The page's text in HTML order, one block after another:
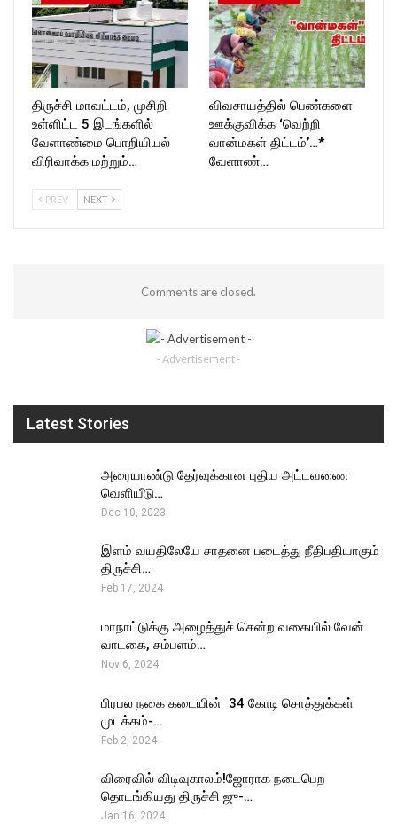
திருச்சி மாவட்டம், முசிறி
உள்ளிட்ட 5 இடங்களில்
வேளாண்மை பொறியியல்
விரிவாக்க மற்றும்…
விவசாயத்தில் பெண்களை
ஊக்குவிக்க ‘வெற்றி
வான்மகள் திட்டம்’…*
வேளாண்…
PREV NEXT
Comments are closed.
- Advertisement -
Latest Stories
அரையாண்டு தேர்வுக்கான புதிய அட்டவணை
வெளியீடு…
Dec 10, 2023
இளம் வயதிலேயே சாதனை படைத்து நீதிபதியாகும்
திருச்சி…
Feb 17, 2024
மாநாட்டுக்கு அழைத்துச் சென்ற வகையில் வேன்
வாடகை, சம்பளம்…
Nov 6, 2024
பிரபல நகை கடையின் ₹ 34 கோடி சொத்துக்கள்
முடக்கம்-…
Feb 2, 2024
விரைவில் விடிவுகாலம்!ஜோராக நடைபெற
தொடங்கியது திருச்சி ஜு-…
Jan 16, 2024